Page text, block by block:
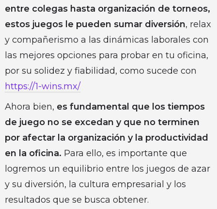
entre colegas hasta organización de torneos,
estos juegos le pueden sumar diversión, relax
y compañerismo a las dinámicas laborales con
las mejores opciones para probar en tu oficina,
por su solidez y fiabilidad, como sucede con
https://1-wins.mx/
Ahora bien, es fundamental que los tiempos
de juego no se excedan y que no terminen
por afectar la organización y la productividad
en la oficina. Para ello, es importante que
logremos un equilibrio entre los juegos de azar
y su diversión, la cultura empresarial y los
resultados que se busca obtener.